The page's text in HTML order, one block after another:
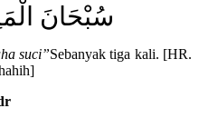
سُبْحَانَ
suci”Sebanyak tiga kali. [HR.